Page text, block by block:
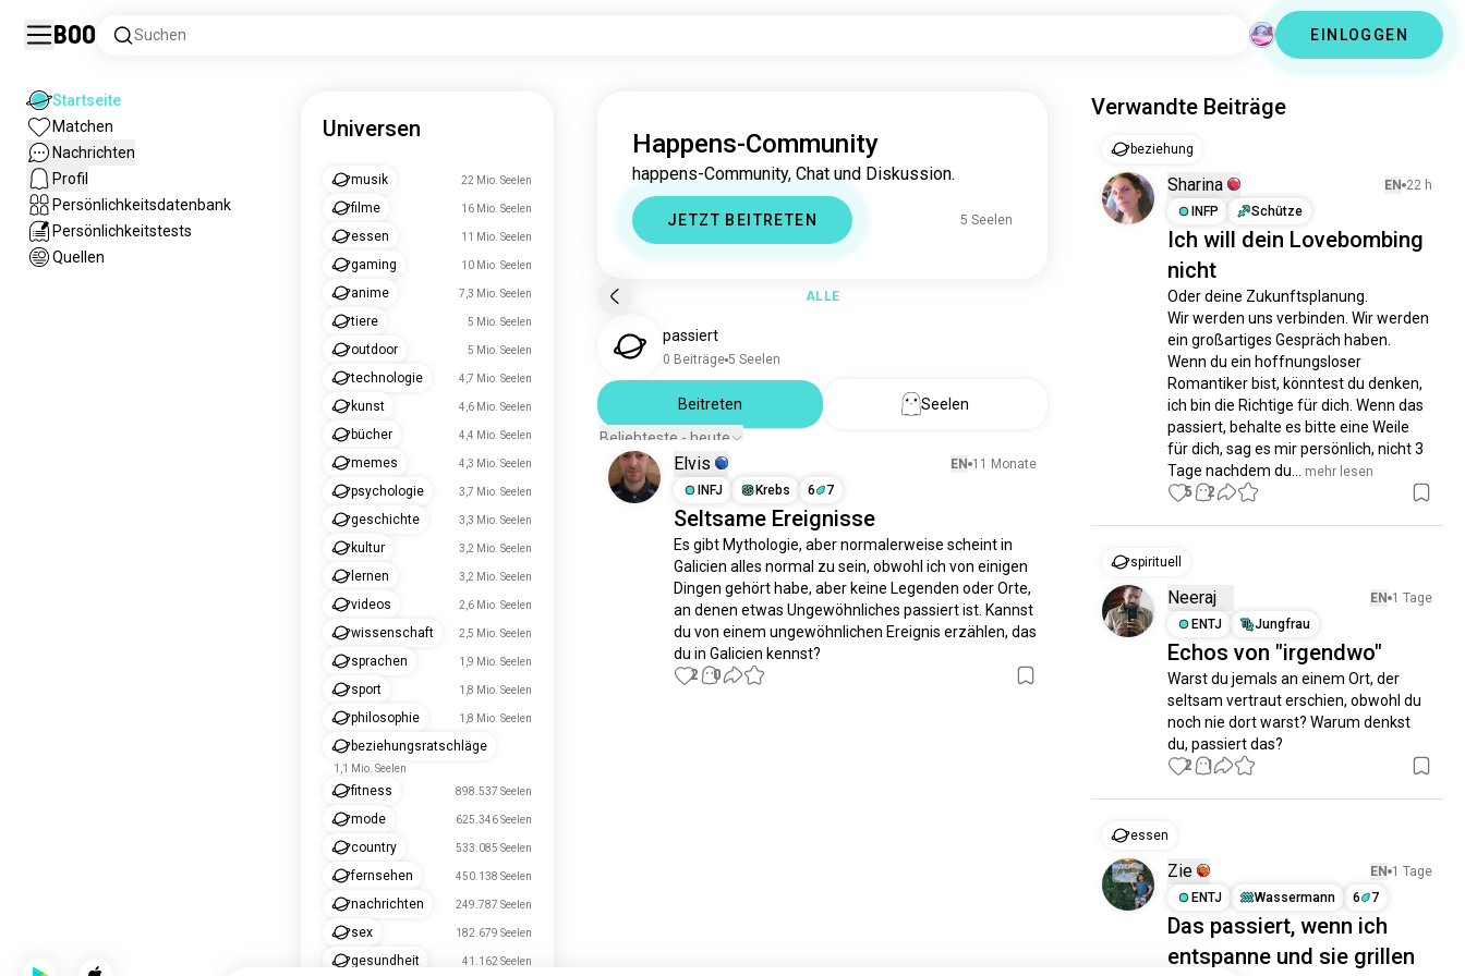
Boo Suchen EINLOGGEN
Startseite
Matchen
Nachrichten
Profil
Persönlichkeitsdatenbank
Persönlichkeitstests
Quellen
Universen
musik 22 Mio. Seelen
filme 16 Mio. Seelen
essen 11 Mio. Seelen
gaming 10 Mio. Seelen
anime 7,3 Mio. Seelen
tiere 5 Mio. Seelen
outdoor 5 Mio. Seelen
technologie 4,7 Mio. Seelen
kunst 4,6 Mio. Seelen
bücher 4,4 Mio. Seelen
memes 4,3 Mio. Seelen
psychologie 3,7 Mio. Seelen
geschichte 3,3 Mio. Seelen
kultur 3,2 Mio. Seelen
lernen 3,2 Mio. Seelen
videos 2,6 Mio. Seelen
wissenschaft 2,5 Mio. Seelen
sprachen 1,9 Mio. Seelen
sport 1,8 Mio. Seelen
philosophie 1,8 Mio. Seelen
beziehungsratschläge
1,1 Mio. Seelen
fitness 898.537 Seelen
mode 625.346 Seelen
country 533.085 Seelen
fernsehen 450.138 Seelen
nachrichten 249.787 Seelen
sex 182.679 Seelen
gesundheit 41.162 Seelen
Happens-Community
happens-Community, Chat und Diskussion.
JETZT BEITRETEN 5 Seelen
ALLE
passiert
0 Beiträge 5 Seelen
Beitreten
Seelen
Beliebteste - heute
Elvis EN 11 Monate
INFJ
Krebs 6 7
Seltsame Ereignisse
Es gibt Mythologie, aber normalerweise scheint in
Galicien alles normal zu sein, obwohl ich von einigen
Dingen gehört habe, aber keine Legenden oder Orte,
an denen etwas Ungewöhnliches passiert ist. Kannst
du von einem ungewöhnlichen Ereignis erzählen, das
du in Galicien kennst?
2 0
Verwandte Beiträge
beziehung
Sharina EN 22 h
INFP
Schütze
Ich will dein Lovebombing
nicht
Oder deine Zukunftsplanung.
Wir werden uns verbinden. Wir werden
ein großartiges Gespräch haben.
Wenn du ein hoffnungsloser
Romantiker bist, könntest du denken,
ich bin die Richtige für dich. Wenn das
passiert, behalte es bitte eine Weile
für dich, sag es mir persönlich, nicht 3
Tage nachdem du...
mehr lesen
5 2
spirituell
Neeraj EN 1 Tage
ENTJ
Jungfrau
Echos von "irgendwo"
Warst du jemals an einem Ort, der
seltsam vertraut erschien, obwohl du
noch nie dort warst? Warum denkst
du, passiert das?
2 1
essen
Zie EN 1 Tage
ENTJ
Wassermann 6 7
Das passiert, wenn ich
entspanne und sie grillen